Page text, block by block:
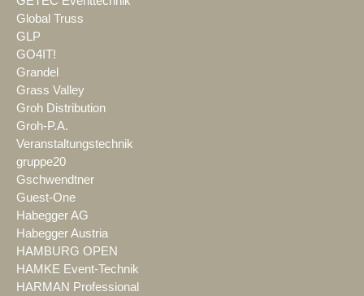
Global Truss
GLP
GO4IT!
Grandel
Grass Valley
Groh Distribution
Groh-P.A.
Veranstaltungstechnik
gruppe20
Gschwendtner
Guest-One
Habegger AG
Habegger Austria
HAMBURG OPEN
HAMKE Event-Technik
HARMAN Professional